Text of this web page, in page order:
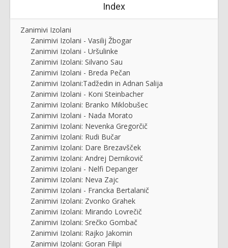
Index
Zanimivi Izolani
Zanimivi Izolani - Vasilij Žbogar
Zanimivi Izolani - Uršulinke
Zanimivi Izolani: Silvano Sau
Zanimivi Izolani - Breda Pečan
Zanimivi Izolani:Tadžedin in Adnan Salija
Zanimivi Izolani - Koni Steinbacher
Zanimivi Izolani: Branko Miklobušec
Zanimivi Izolani - Nada Morato
Zanimivi Izolani: Nevenka Gregorčič
Zanimivi Izolani: Rudi Bučar
Zanimivi Izolani: Dare Brezavšček
Zanimivi Izolani: Andrej Dernikovič
Zanimivi Izolani - Nelfi Depanger
Zanimivi Izolani: Neva Zajc
Zanimivi Izolani - Francka Bertalanič
Zanimivi Izolani: Zvonko Grahek
Zanimivi Izolani: Mirando Lovrečič
Zanimivi Izolani: Srečko Gombač
Zanimivi Izolani: Rajko Jakomin
Zanimivi Izolani: Goran Filipi